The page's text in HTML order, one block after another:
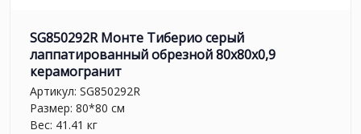
SG850292R Монте Тиберио серый
лаппатированный обрезной 80x80x0,9
керамогранит
Артикул: SG850292R
Размер: 80*80 см
Вес: 41.41 кг